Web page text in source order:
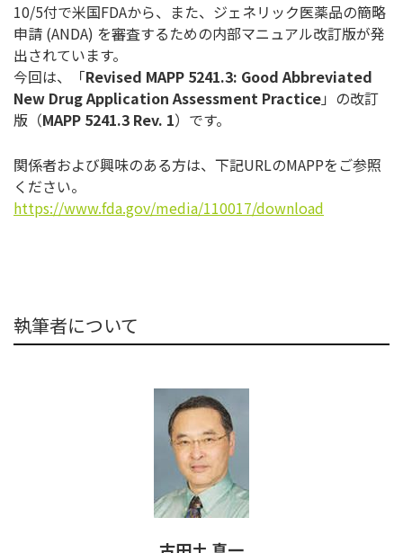
10/5付で米国FDAから、また、ジェネリック医薬品の簡略
申請 (ANDA) を審査するための内部マニュアル改訂版が発
出されています。
今回は、「Revised MAPP 5241.3: Good Abbreviated
New Drug Application Assessment Practice」の改訂
版（MAPP 5241.3 Rev. 1）です。
関係者および興味のある方は、下記URLのMAPPをご参照
ください。
https://www.fda.gov/media/110017/download
執筆者について